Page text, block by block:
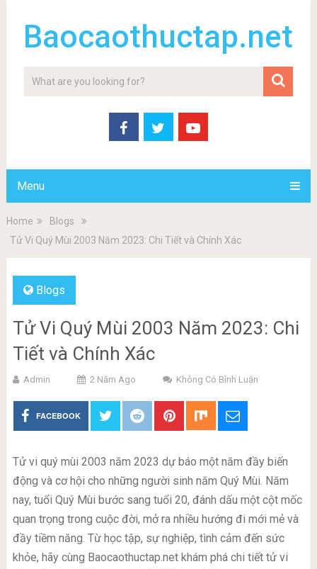
Baocaothuctap.net
Menu
Home
Blogs
Tử Vi Quý Mùi 2003 Năm 2023: Chi Tiết và Chính Xác
Blogs
Tử Vi Quý Mùi 2003 Năm 2023: Chi
Tiết và Chính Xác
Admin 2 Năm Ago Không Có Bình Luận
FACEBOOK
Tử vi quý mùi 2003 năm 2023 dự báo một năm đầy biến
động và cơ hội cho những người sinh năm Quý Mùi. Năm
nay, tuổi Quý Mùi bước sang tuổi 20, đánh dấu một cột mốc
quan trọng trong cuộc đời, mở ra nhiều hướng đi mới mẻ và
đầy tiềm năng. Từ học tập, sự nghiệp, tình cảm đến sức
khỏe, hãy cùng Baocaothuctap.net khám phá chi tiết tử vi